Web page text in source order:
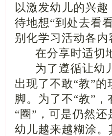
以激发幼儿的兴
待地想“到处去看
别化学习活动各内
在分享时适切
为了遵循让幼儿
出现了不敢“教”
脚。为了不“教”
“圈”，可是仍然
幼儿越来越糊涂